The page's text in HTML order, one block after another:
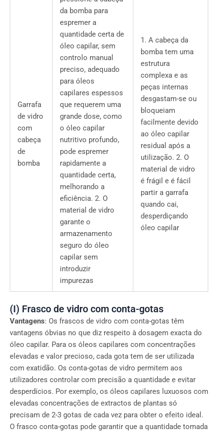
Garrafa
de vidro
com
cabeça
de
bomba
da bomba para
espremer a
quantidade certa de
óleo capilar, sem
controlo manual
preciso, adequado
para óleos
capilares espessos
que requerem uma
grande dose, como
o óleo capilar
nutritivo profundo,
pode espremer
rapidamente a
quantidade certa,
melhorando a
eficiência. 2. O
material de vidro
garante o
armazenamento
seguro do óleo
capilar sem
introduzir
impurezas
1. A cabeça da
bomba tem uma
estrutura
complexa e as
peças internas
desgastam-se ou
bloqueiam
facilmente devido
ao óleo capilar
residual após a
utilização. 2. O
material de vidro
é frágil e é fácil
partir a garrafa
quando cai,
desperdiçando
óleo capilar
(I) Frasco de vidro com conta-gotas
Vantagens: Os frascos de vidro com conta-gotas têm
vantagens óbvias no que diz respeito à dosagem exacta do
óleo capilar. Para os óleos capilares com concentrações
elevadas e valor precioso, cada gota tem de ser utilizada
com exatidão. Os conta-gotas de vidro permitem aos
utilizadores controlar com precisão a quantidade e evitar
desperdícios. Por exemplo, os óleos capilares luxuosos com
elevadas concentrações de extractos de plantas só
precisam de 2-3 gotas de cada vez para obter o efeito ideal.
O frasco conta-gotas pode garantir que a quantidade tomada